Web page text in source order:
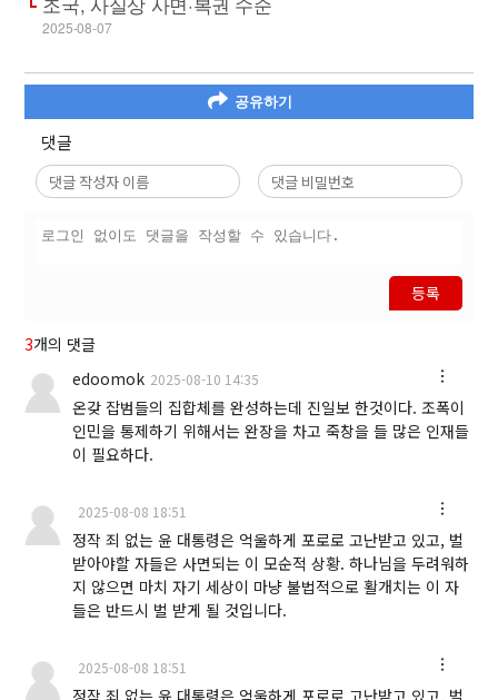
2025-08-07
공유하기
댓글
등록
3개의 댓글
edoomok 2025-08-10 14:35
온갖 잡범들의 집합체를 완성하는데 진일보 한것이다. 조폭이
인민을 통제하기 위해서는 완장을 차고 죽창을 들 많은 인재들
이 필요하다.
2025-08-08 18:51
정작 죄 없는 윤 대통령은 억울하게 포로로 고난받고 있고, 벌
받아야할 자들은 사면되는 이 모순적 상황. 하나님을 두려워하
지 않으면 마치 자기 세상이 마냥 불법적으로 활개치는 이 자
들은 반드시 벌 받게 될 것입니다.
2025-08-08 18:51